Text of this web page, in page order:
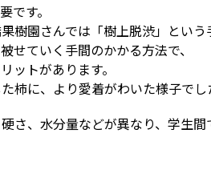
です。
園さんでは「樹上脱渋」という
せていく手間のかかる方法で、
ットがあります。
柿に、より愛着がわいた様子でし
、水分量などが異なり、学生間